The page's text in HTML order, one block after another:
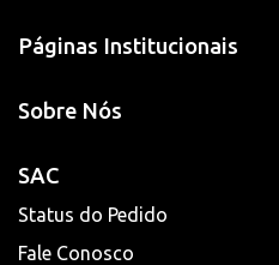
Páginas Institucionais
Sobre Nós
SAC
Status do Pedido
Fale Conosco